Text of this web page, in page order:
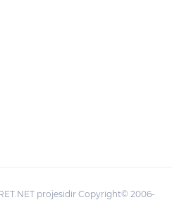
projesidir Copyright© 2006-